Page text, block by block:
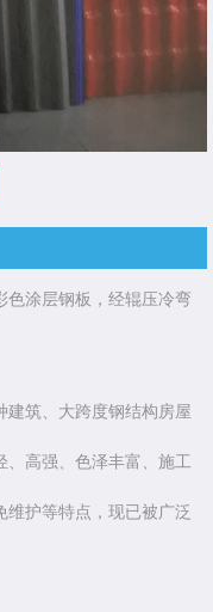
色涂层钢板，经辊压冷弯
建筑、大跨度钢结构房屋
高强、色泽丰富、施工
护等特点，现已被广泛